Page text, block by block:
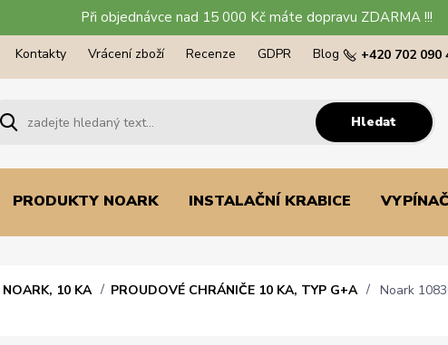
Při objednávce nad 15 000 Kč máte dopravu ZDARMA !!!
Kontakty Vrácení zboží Recenze GDPR Blog
Hledat
+420 702 090
PRODUKTY NOARK INSTALAČNÍ KRABICE
10 KA PROUDOVÉ CHRÁNIČE 10 KA, TYP G+A
Noark